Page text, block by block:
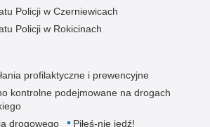
Policji w Czerniewicach
Policji w Rokicinach
profilaktyczne i prewencyjne
kontrolne podejmowane na drogach
drogowego
Piłeś-nie jedź!